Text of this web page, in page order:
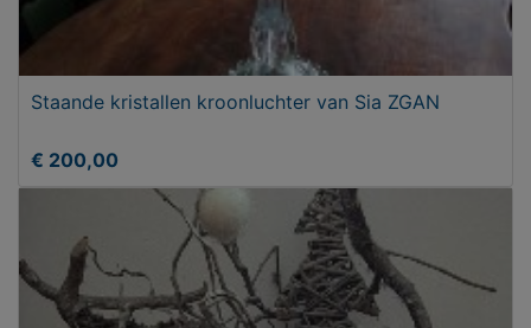
Staande kristallen kroonluchter van Sia ZGAN
€ 200,00